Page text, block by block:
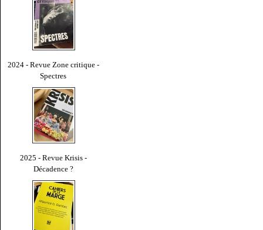
2024 - Revue Zone critique -
Spectres
2025 - Revue Krisis -
Décadence ?